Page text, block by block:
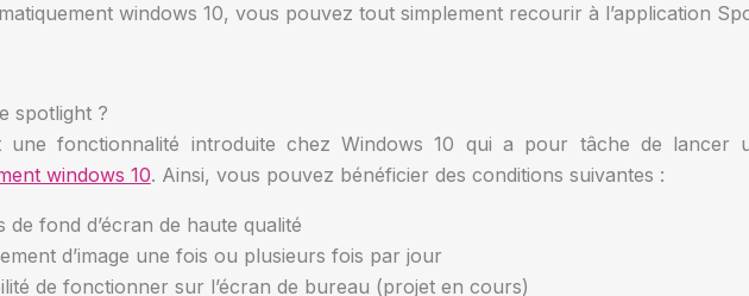
windows 10, vous pouvez tout simplement recourir à l’application
spotlight ?
une fonctionnalité introduite chez Windows 10 qui a pour tâche de lancer
windows 10. Ainsi, vous pouvez bénéficier des conditions suivantes :
de fond d’écran de haute qualité
d’image une fois ou plusieurs fois par jour
de fonctionner sur l’écran de bureau (projet en cours)